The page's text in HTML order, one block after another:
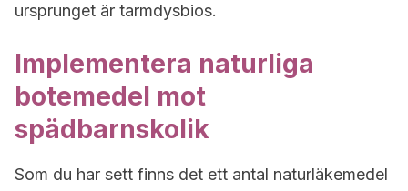
ursprunget är tarmdysbios.
Implementera naturliga
botemedel mot
spädbarnskolik
Som du har sett finns det ett antal naturläkemedel